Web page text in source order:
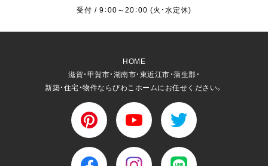
受付 / 9：00～20：00 (火・水定休)
HOME
滋賀・甲賀市・湖南市・東近江市・蒲生郡・
新築・住宅・物件ならびわこホームにお任せください。